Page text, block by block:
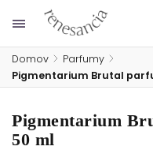
Domov / Parfumy /
Pigmentarium Brutal
Pigmentarium
50 ml